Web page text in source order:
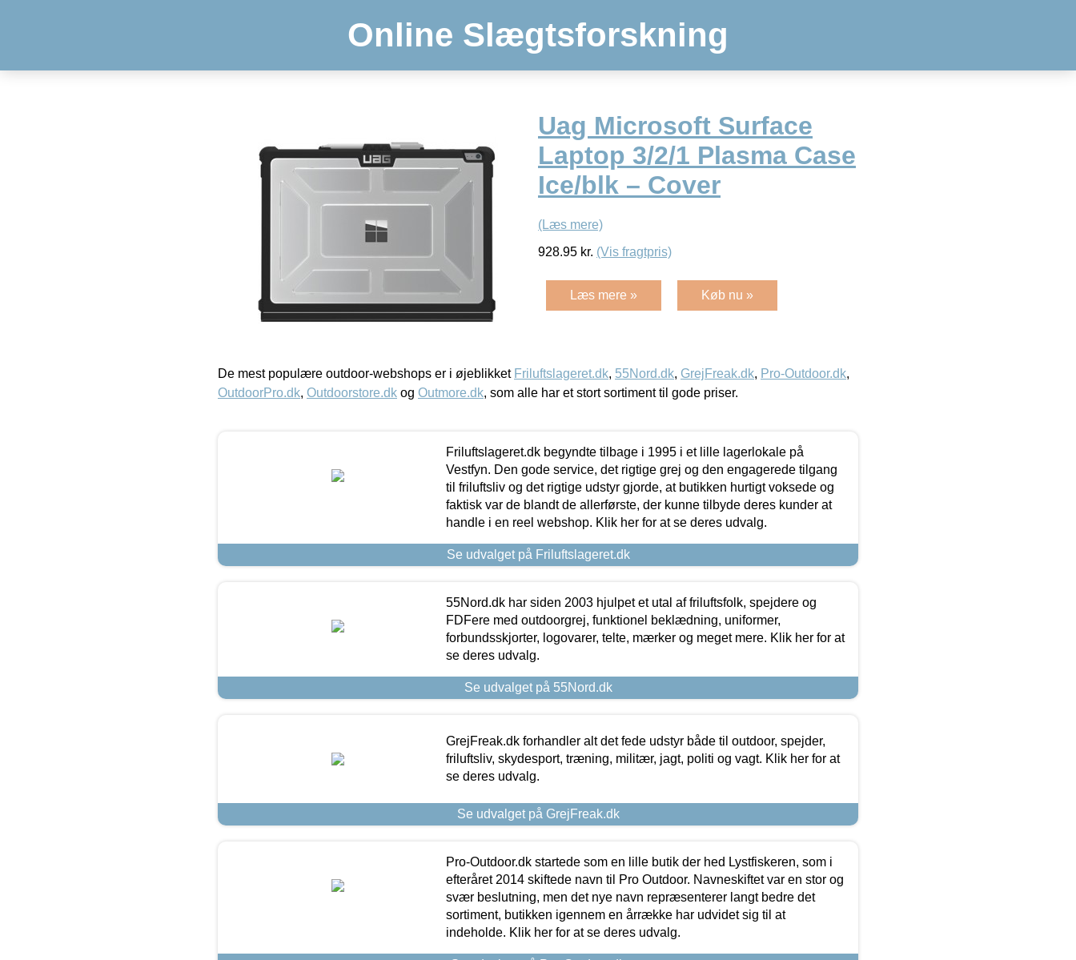
Online Slægtsforskning
Uag Microsoft Surface
Laptop 3/2/1 Plasma Case
Ice/blk – Cover
(Læs mere)
928.95 kr. (Vis fragtpris)
Læs mere » Køb nu »
De mest populære outdoor-webshops er i øjeblikket Friluftslageret.dk, 55Nord.dk, GrejFreak.dk, Pro-Outdoor.dk,
OutdoorPro.dk, Outdoorstore.dk og Outmore.dk, som alle har et stort sortiment til gode priser.
Friluftslageret.dk begyndte tilbage i 1995 i et lille lagerlokale på
Vestfyn. Den gode service, det rigtige grej og den engagerede tilgang
til friluftsliv og det rigtige udstyr gjorde, at butikken hurtigt voksede og
faktisk var de blandt de allerførste, der kunne tilbyde deres kunder at
handle i en reel webshop. Klik her for at se deres udvalg.
Se udvalget på Friluftslageret.dk
55Nord.dk har siden 2003 hjulpet et utal af friluftsfolk, spejdere og
FDFere med outdoorgrej, funktionel beklædning, uniformer,
forbundsskjorter, logovarer, telte, mærker og meget mere. Klik her for at
se deres udvalg.
Se udvalget på 55Nord.dk
GrejFreak.dk forhandler alt det fede udstyr både til outdoor, spejder,
friluftsliv, skydesport, træning, militær, jagt, politi og vagt. Klik her for at
se deres udvalg.
Se udvalget på GrejFreak.dk
Pro-Outdoor.dk startede som en lille butik der hed Lystfiskeren, som i
efteråret 2014 skiftede navn til Pro Outdoor. Navneskiftet var en stor og
svær beslutning, men det nye navn repræsenterer langt bedre det
sortiment, butikken igennem en årrække har udvidet sig til at
indeholde. Klik her for at se deres udvalg.